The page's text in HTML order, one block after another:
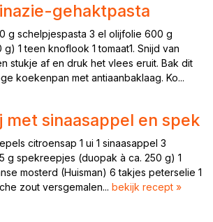
gehaktpasta
g schelpjespasta 3 el olijfolie 600 g
1 teen knoflook 1 tomaat1. Snijd van
stukje af en druk het vlees eruit. Bak dit
koekenpan met antiaanbaklaag. Ko...
met sinaasappel en spek
citroensap 1 ui 1 sinaasappel 3
g spekreepjes (duopak à ca. 250 g) 1
mosterd (Huisman) 6 takjes peterselie 1
zout versgemalen... bekijk recept »